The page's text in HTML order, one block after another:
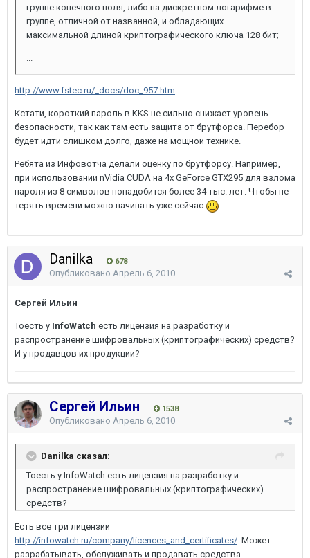
группе конечного поля, либо на дискретном логарифме в
группе, отличной от названной, и обладающих
максимальной длиной криптографического ключа 128 бит;
...
http://www.fstec.ru/_docs/doc_957.htm
Кстати, короткий пароль в KKS не сильно снижает уровень
безопасности, так как там есть защита от брутфорса. Перебор
будет идти слишком долго, даже на мощной технике.
Ребята из Инфовотча делали оценку по брутфорсу. Например,
при использовании nVidia CUDA на 4x GeForce GTX295 для взлома
пароля из 8 символов понадобится более 34 тыс. лет. Чтобы не
терять времени можно начинать уже сейчас
Danilka 678
Опубликовано Апрель 6, 2010
Сергей Ильин
Тоесть у InfoWatch есть лицензия на разработку и
распространение шифровальных (криптографических) средств?
И у продавцов их продукции?
Сергей Ильин 1538
Опубликовано Апрель 6, 2010
Danilka сказал:
Тоесть у InfoWatch есть лицензия на разработку и
распространение шифровальных (криптографических)
средств?
Есть все три лицензии
http://infowatch.ru/company/licences_and_certificates/. Может
разрабатывать, обслуживать и продавать средства